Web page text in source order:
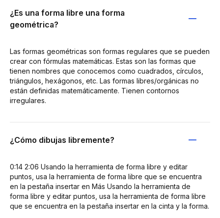
¿Es una forma libre una forma
geométrica?
Las formas geométricas son formas regulares que se pueden
crear con fórmulas matemáticas. Estas son las formas que
tienen nombres que conocemos como cuadrados, círculos,
triángulos, hexágonos, etc. Las formas libres/orgánicas no
están definidas matemáticamente. Tienen contornos
irregulares.
¿Cómo dibujas libremente?
0:14 2:06 Usando la herramienta de forma libre y editar
puntos, usa la herramienta de forma libre que se encuentra
en la pestaña insertar en Más Usando la herramienta de
forma libre y editar puntos, usa la herramienta de forma libre
que se encuentra en la pestaña insertar en la cinta y la forma.